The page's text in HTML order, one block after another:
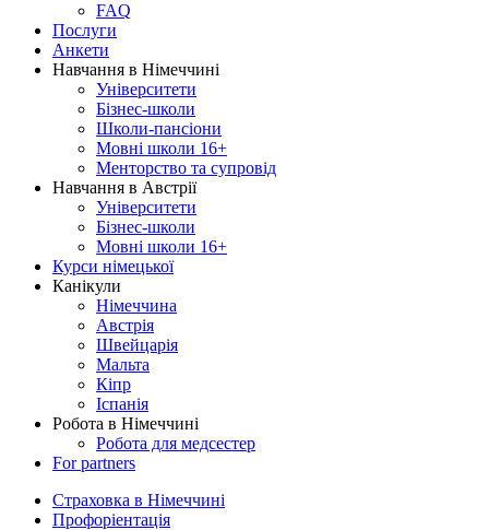
FAQ
Послуги
Анкети
Навчання в Німеччині
Університети
Бізнес-школи
Школи-пансіони
Мовні школи 16+
Менторство та супровід
Навчання в Австрії
Університети
Бізнес-школи
Мовні школи 16+
Курси німецької
Канікули
Німеччина
Австрія
Швейцарія
Мальта
Кіпр
Іспанія
Робота в Німеччині
Робота для медсестер
For partners
Страховка в Німеччині
Профоріентація